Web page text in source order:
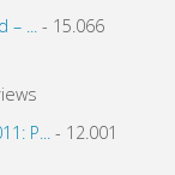
...
- 15.066
P...- 12.001